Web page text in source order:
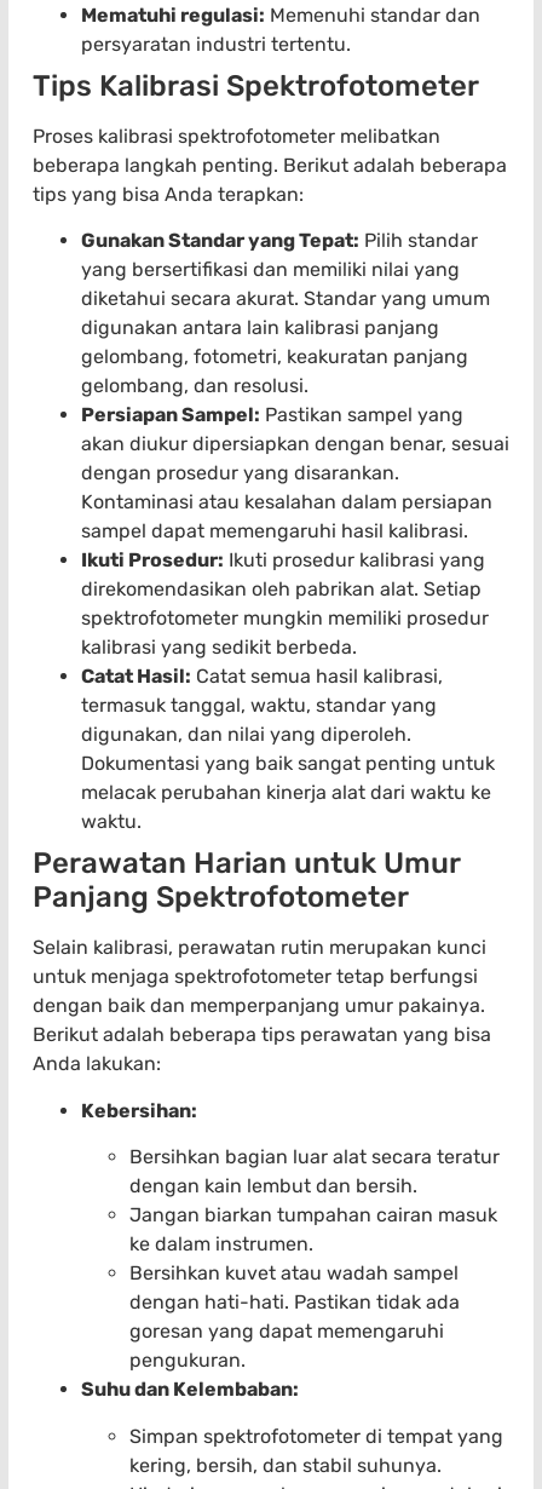
Mematuhi regulasi: Memenuhi standar dan
persyaratan industri tertentu.
Tips Kalibrasi Spektrofotometer
Proses kalibrasi spektrofotometer melibatkan
beberapa langkah penting. Berikut adalah beberapa
tips yang bisa Anda terapkan:
Gunakan Standar yang Tepat: Pilih standar
yang bersertifikasi dan memiliki nilai yang
diketahui secara akurat. Standar yang umum
digunakan antara lain kalibrasi panjang
gelombang, fotometri, keakuratan panjang
gelombang, dan resolusi.
Persiapan Sampel: Pastikan sampel yang
akan diukur dipersiapkan dengan benar, sesuai
dengan prosedur yang disarankan.
Kontaminasi atau kesalahan dalam persiapan
sampel dapat memengaruhi hasil kalibrasi.
Ikuti Prosedur: Ikuti prosedur kalibrasi yang
direkomendasikan oleh pabrikan alat. Setiap
spektrofotometer mungkin memiliki prosedur
kalibrasi yang sedikit berbeda.
Catat Hasil: Catat semua hasil kalibrasi,
termasuk tanggal, waktu, standar yang
digunakan, dan nilai yang diperoleh.
Dokumentasi yang baik sangat penting untuk
melacak perubahan kinerja alat dari waktu ke
waktu.
Perawatan Harian untuk Umur
Panjang Spektrofotometer
Selain kalibrasi, perawatan rutin merupakan kunci
untuk menjaga spektrofotometer tetap berfungsi
dengan baik dan memperpanjang umur pakainya.
Berikut adalah beberapa tips perawatan yang bisa
Anda lakukan:
Kebersihan:
Bersihkan bagian luar alat secara teratur
dengan kain lembut dan bersih.
Jangan biarkan tumpahan cairan masuk
ke dalam instrumen.
Bersihkan kuvet atau wadah sampel
dengan hati-hati. Pastikan tidak ada
goresan yang dapat memengaruhi
pengukuran.
Suhu dan Kelembaban:
Simpan spektrofotometer di tempat yang
kering, bersih, dan stabil suhunya.